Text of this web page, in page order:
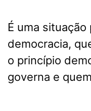
É uma
democracia,
o princípio
governa e